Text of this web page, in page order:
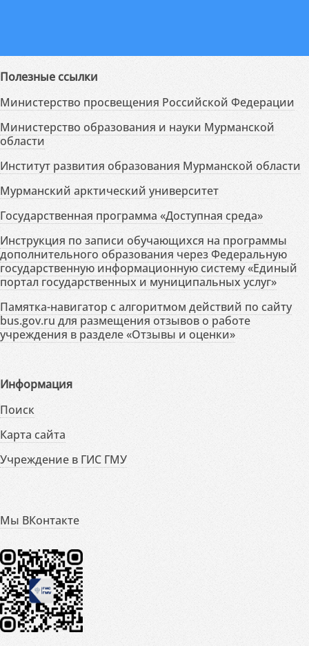
Полезные ссылки
Министерство просвещения Российской Федерации
Министерство образования и науки Мурманской
области
Институт развития образования Мурманской области
Мурманский арктический университет
Государственная программа «Доступная среда»
Инструкция по записи обучающихся на программы
дополнительного образования через Федеральную
государственную информационную систему «Единый
портал государственных и муниципальных услуг»
Памятка-навигатор с алгоритмом действий по сайту
bus.gov.ru для размещения отзывов о работе
учреждения в разделе «Отзывы и оценки»
Информация
Поиск
Карта сайта
Учреждение в ГИС ГМУ
Мы ВКонтакте